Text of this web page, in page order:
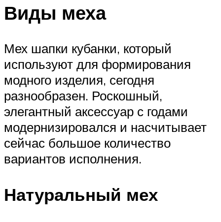
Виды меха
Мех шапки кубанки, который
используют для формирования
модного изделия, сегодня
разнообразен. Роскошный,
элегантный аксессуар с годами
модернизировался и насчитывает
сейчас большое количество
вариантов исполнения.
Натуральный мех